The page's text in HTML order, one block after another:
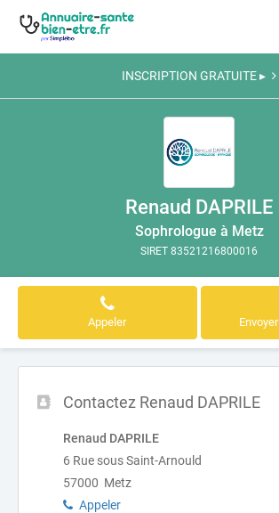
INSCRIPTION GRATUITE ▸
Renaud DAPRILE
Sophrologue à Metz
SIRET 83521216800016
Appeler
Contactez Renaud DAPRILE
Renaud DAPRILE
6 Rue sous Saint-Arnould
57000 Metz
Appeler